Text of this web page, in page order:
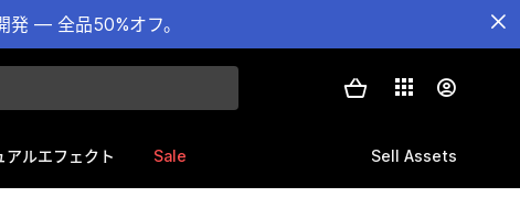
発 — 全品50%オフ。
アルエフェクト Sale Sell Assets